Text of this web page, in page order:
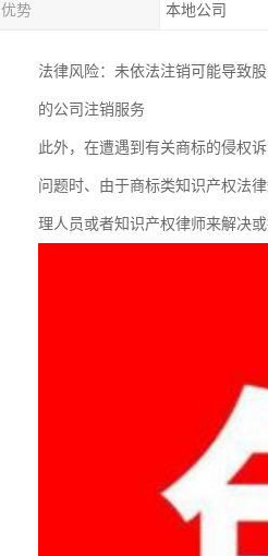
优势 本地公司
法律风险：未依法注销可能导致
的公司注销服务
此外，在遭遇到有关商标的侵权
问题时、由于商标类知识产权法
理人员或者知识产权律师来解决或